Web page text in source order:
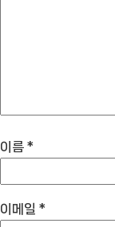
이름 *
이메일 *